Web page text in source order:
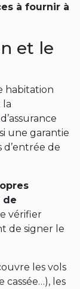
à fournir à
et le
habitation
la
d’assurance
une garantie
d’entrée de
de
vérifier
de signer le
les vols
cassée…), les